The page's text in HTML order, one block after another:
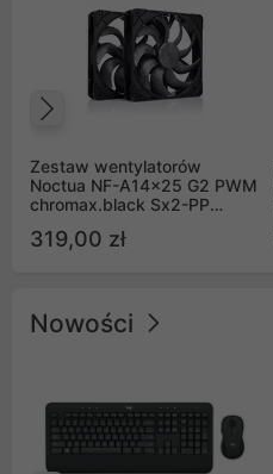
Zestaw wentylatorów
Noctua NF-A14x25 G2 PWM
chromax.black Sx2-PP
(2szt)
319,00 zł
Nowości